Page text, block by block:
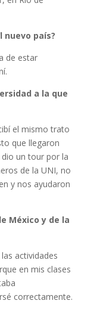
país?
de estar
a la que
el mismo trato
que llegaron
un tour por la
de la UNI, no
y nos ayudaron
México y de la
actividades
en mis clases
correctamente.